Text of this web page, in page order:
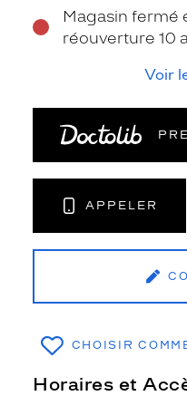
Magasin fermé
réouverture 10
Voir
APPELER
CHOISIR
Horaires et